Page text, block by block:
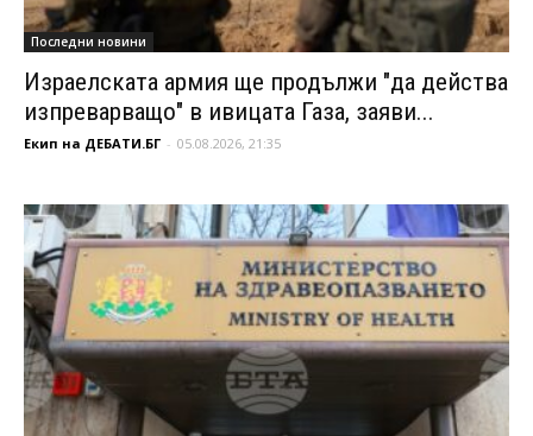
Последни новини
Израелската армия ще продължи "да действа
изпреварващо" в ивицата Газа, заяви...
Екип на ДЕБАТИ.БГ - 05.08.2026, 21:35